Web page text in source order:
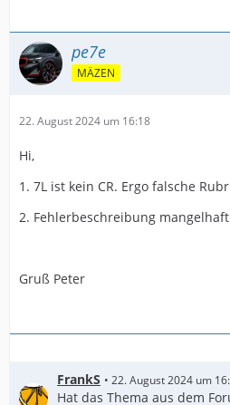
pe7e
MÄZEN
22. August 2024 um 16:18
Hi,
1. 7L ist kein CR. Ergo falsche
2. Fehlerbeschreibung
Gruß Peter
FrankS 22. August 2024 um
Hat das Thema aus dem